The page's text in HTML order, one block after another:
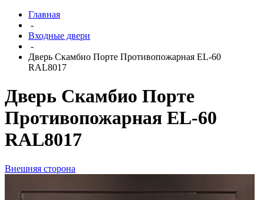
Главная
-
Входные двери
-
Дверь Скамбио Порте Противопожарная EL-60
RAL8017
Дверь Скамбио Порте
Противопожарная EL-60
RAL8017
Внешняя сторона